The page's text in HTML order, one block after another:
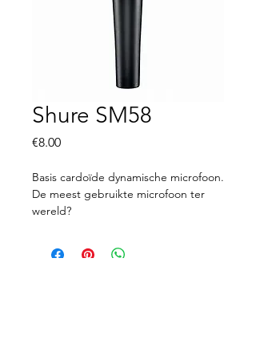
Shure SM58
€8.00Price
Basis cardoïde dynamische microfoon.
De meest gebruikte microfoon ter
wereld?